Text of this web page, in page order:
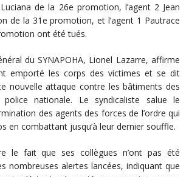
de la 26e promotion, l’agent 2 Jean
de la 31e promotion, et l’agent 1 Pautrace
ont été tués.
du SYNAPOHA, Lionel Lazarre, affirme
emporté les corps des victimes et se dit
nouvelle attaque contre les bâtiments des
nationale. Le syndicaliste salue le
des agents des forces de l’ordre qui
en combattant jusqu’à leur dernier souffle.
le fait que ses collègues n’ont pas été
nombreuses alertes lancées, indiquant que